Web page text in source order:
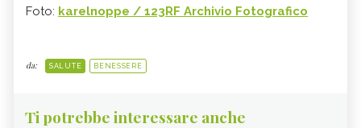
Foto: karelnoppe / 123RF Archivio Fotografico
da: SALUTE BENESSERE
Ti potrebbe interessare anche